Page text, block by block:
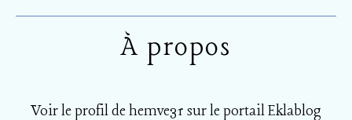
À propos
Voir le profil dehemve31 sur le portail Eklablog